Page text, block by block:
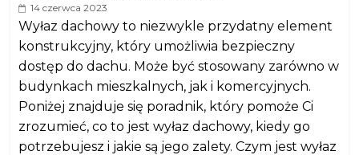
14 czerwca 2023
Wyłaz dachowy to niezwykle przydatny element
konstrukcyjny, który umożliwia bezpieczny
dostęp do dachu. Może być stosowany zarówno w
budynkach mieszkalnych, jak i komercyjnych.
Poniżej znajduje się poradnik, który pomoże Ci
zrozumieć, co to jest wyłaz dachowy, kiedy go
potrzebujesz i jakie są jego zalety. Czym jest wyłaz